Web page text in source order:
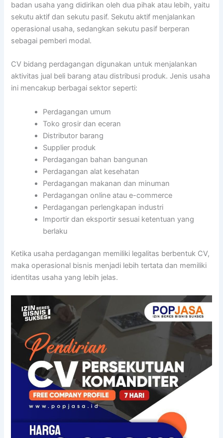
badan usaha yang didirikan oleh dua pihak atau lebih, yaitu
sekutu aktif dan sekutu pasif. Sekutu aktif menjalankan
operasional usaha, sedangkan sekutu pasif berperan
sebagai pemberi modal.
CV bidang perdagangan digunakan untuk menjalankan
aktivitas jual beli barang atau distribusi produk. Jenis usaha
ini mencakup berbagai sektor seperti:
Perdagangan umum
Toko grosir dan eceran
Distributor barang
Supplier produk
Perdagangan bahan bangunan
Perdagangan alat kesehatan
Perdagangan makanan dan minuman
Perdagangan online atau e-commerce
Perdagangan perlengkapan industri
Importir dan eksportir sesuai ketentuan yang
berlaku
Ketika usaha perdagangan memiliki legalitas berbentuk CV,
maka operasional bisnis menjadi lebih tertata dan memiliki
identitas usaha yang lebih jelas.